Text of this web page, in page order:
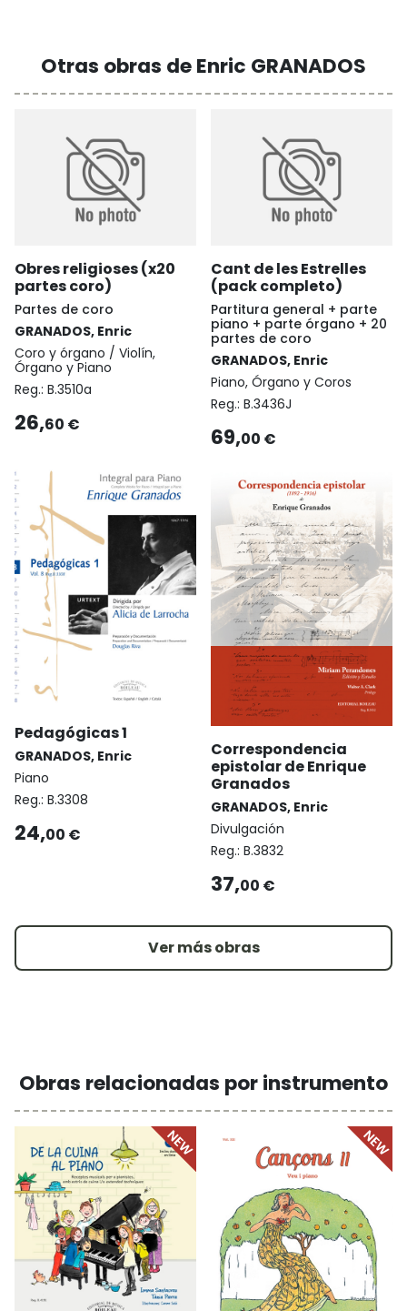
Otras obras de Enric GRANADOS
Obres religioses (x20
partes coro)
Partes de coro
GRANADOS, Enric
Coro y órgano / Violín,
Órgano y Piano
Reg.: B.3510a
26,60 €
Cant de les Estrelles
(pack completo)
Partitura general + parte
piano + parte órgano + 20
partes de coro
GRANADOS, Enric
Piano, Órgano y Coros
Reg.: B.3436J
69,00 €
Pedagógicas 1
GRANADOS, Enric
Piano
Reg.: B.3308
24,00 €
Correspondencia
epistolar de Enrique
Granados
GRANADOS, Enric
Divulgación
Reg.: B.3832
37,00 €
Ver más obras
Obras relacionadas por instrumento